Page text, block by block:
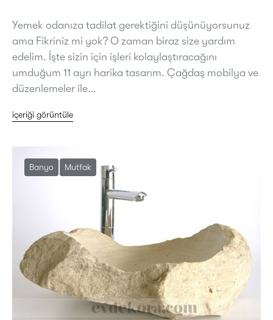
Yemek odanıza tadilat gerektiğini düşünüyorsunuz
ama Fikriniz mi yok? O zaman biraz size yardım
edelim. İşte sizin için işleri kolaylaştıracağını
umduğum 11 ayrı harika tasarım. Çağdaş mobilya ve
düzenlemeler ile…
içeriği görüntüle
Banyo Mutfak